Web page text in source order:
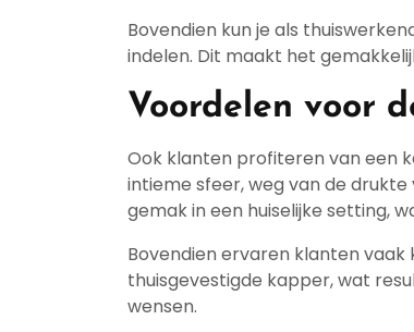
Bovendien kun je als
indelen. Dit maakt het
Voordelen voor
Ook klanten profiteren van een
intieme sfeer, weg van de
gemak in een huiselijke setting,
Bovendien ervaren klanten
thuisgevestigde kapper, wat
wensen.